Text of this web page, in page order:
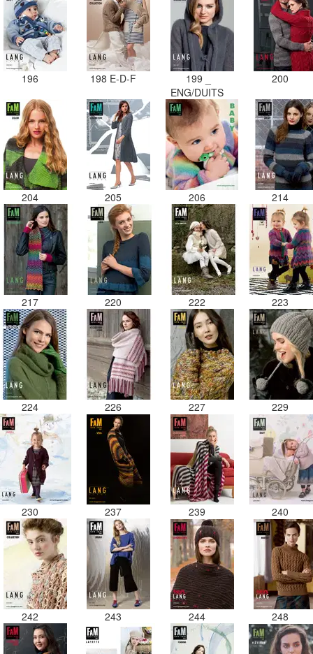
196 198 E-D-F
199 _
ENG/DUITS
200
204 205 206 214
217 220 222 223
224 226 227 229
230 237 239 240
242 243 244 248